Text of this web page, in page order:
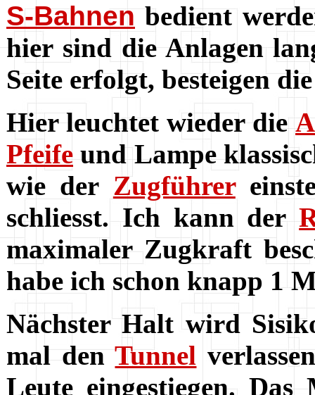
S-Bahnen bedient
hier sind die Anlagen
Seite erfolgt, besteigen
Hier leuchtet wieder die
Pfeife und Lampe
wie der Zugführer
schliesst. Ich kann der
maximaler Zugkraft
habe ich schon knapp 1
Nächster Halt wird
mal denTunnel
Leute eingestiegen.